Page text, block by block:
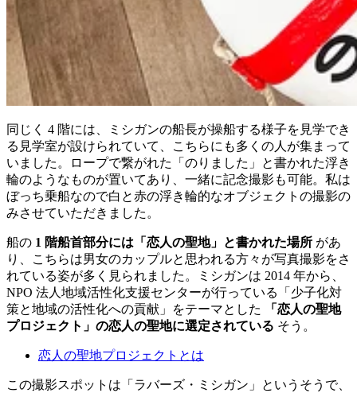
同じく 4 階には、ミシガンの船長が操船する様子を見学でき
る見学室が設けられていて、こちらにも多くの人が集まって
いました。ロープで繋がれた「のりました」と書かれた浮き
輪のようなものが置いてあり、一緒に記念撮影も可能。私は
ぼっち乗船なので白と赤の浮き輪的なオブジェクトの撮影の
みさせていただきました。
船の 1 階船首部分には「恋人の聖地」と書かれた場所 があ
り、こちらは男女のカップルと思われる方々が写真撮影をさ
れている姿が多く見られました。ミシガンは 2014 年から、
NPO 法人地域活性化支援センターが行っている「少子化対
策と地域の活性化への貢献」をテーマとした
「恋人の聖地
プロジェクト」の恋人の聖地に選定されている そう。
恋人の聖地プロジェクトとは
この撮影スポットは「ラバーズ・ミシガン」というそうで、